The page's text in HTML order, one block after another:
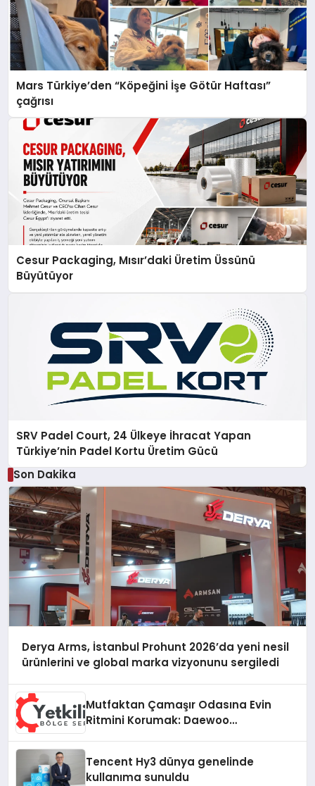
Mars Türkiye’den “Köpeğini İşe Götür Haftası”
çağrısı
Cesur Packaging, Mısır’daki Üretim Üssünü
Büyütüyor
SRV Padel Court, 24 Ülkeye İhracat Yapan
Türkiye’nin Padel Kortu Üretim Gücü
Son Dakika
Derya Arms, İstanbul Prohunt 2026’da yeni nesil
ürünlerini ve global marka vizyonunu sergiledi
Mutfaktan Çamaşır Odasına Evin
Ritmini Korumak: Daewoo
Tencent Hy3 dünya genelinde
kullanıma sunuldu